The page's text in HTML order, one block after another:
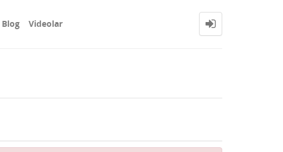
Blog Videolar